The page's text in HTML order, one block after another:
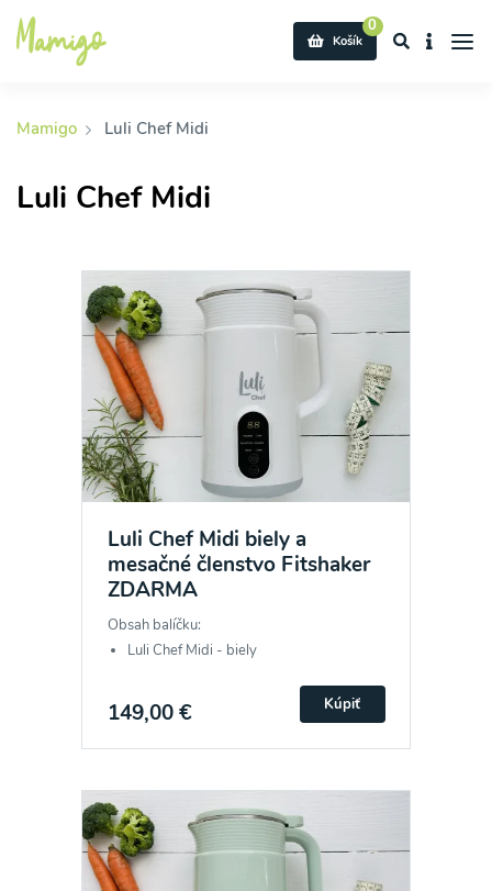
0
Košík
Mamigo Luli Chef Midi
Luli Chef Midi
Luli Chef Midi biely a
mesačné členstvo Fitshaker
ZDARMA
Obsah balíčku:
Luli Chef Midi - biely
149,00 € Kúpiť